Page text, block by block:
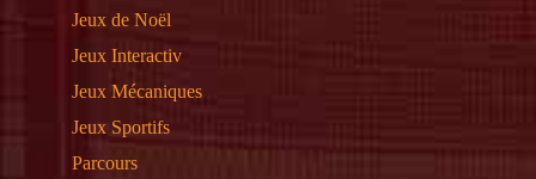
Jeux de Noël
Jeux Interactiv
Jeux Mécaniques
Jeux Sportifs
Parcours